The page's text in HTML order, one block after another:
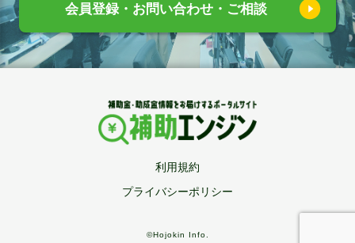
会員登録・お問い合わせ・ご相談
利用規約
プライバシーポリシー
©Hojokin Info.